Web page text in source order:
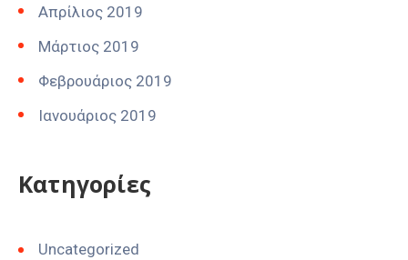
Απρίλιος 2019
Μάρτιος 2019
Φεβρουάριος 2019
Ιανουάριος 2019
Kατηγορίες
Uncategorized